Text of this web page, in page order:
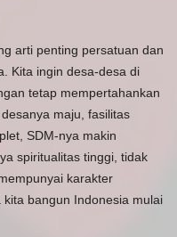
arti penting persatuan dan
Kita ingin desa-desa di
tetap mempertahankan
maju, fasilitas
SDM-nya makin
spiritualitas tinggi, tidak
karakter
bangun Indonesia mulai